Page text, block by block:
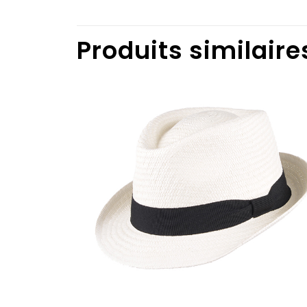
Produits